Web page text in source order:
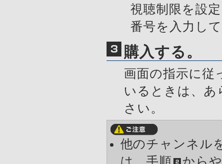
視聴制限を設
番号を入力し
購入する。
画面の指示に従
いるときは、あ
さい。
他のチャンネル
は、手順
から